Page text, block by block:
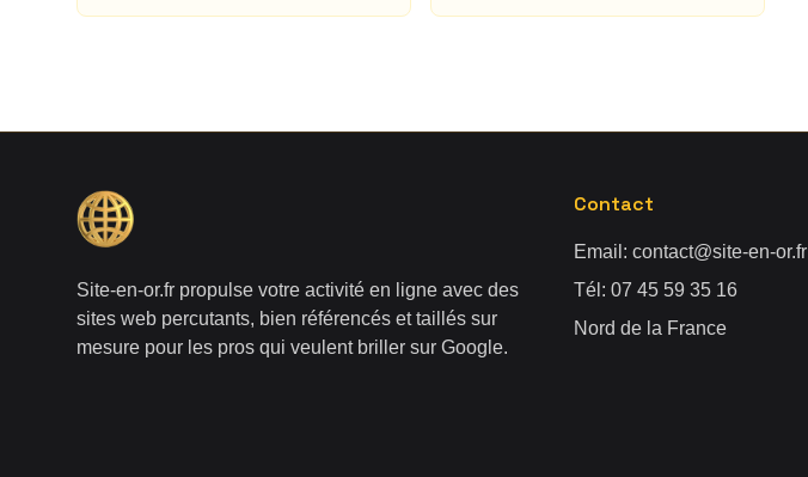
Site-en-or.fr propulse votre activité en ligne avec des
sites web percutants, bien référencés et taillés sur
mesure pour les pros qui veulent briller sur Google.
Contact
Email: contact@site-en-or.fr
Tél: 07 45 59 35 16
Nord de la France